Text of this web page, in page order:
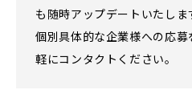
も随時アップデートいたしま
個別具体的な企業様への応
軽にコンタクトください。